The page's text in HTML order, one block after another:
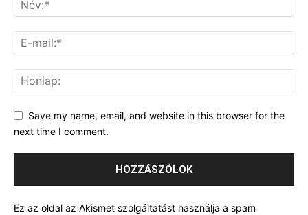
Save my name, email, and website in this browser for the
next time I comment.
Ez az oldal az Akismet szolgáltatást használja a spam